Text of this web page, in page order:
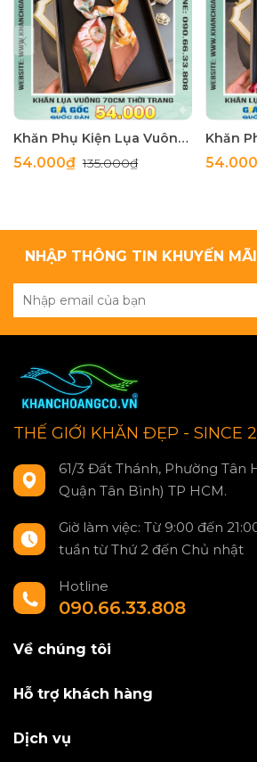
Khăn Phụ Kiện Lụa Vuông 70cm - Thế Giới Khăn Đẹp C1062_4
54.000₫135.000₫
NHẬP THÔNG TIN KHUYẾN
THẾ GIỚI KHĂN ĐẸP - SINCE
61/3 Đất Thánh, Phường Tân
Quận Tân Bình) TP HCM.
Giờ làm việc: Từ 9:00 đến
tuần từ Thứ 2 đến Chủ nhật
Hotline
090.66.33.808
Về chúng tôi
Hỗ trợ khách hàng
Dịch vụ